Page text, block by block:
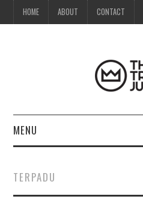
HOME ABOUT CONTACT
MENU
ABOUT
TERPADU